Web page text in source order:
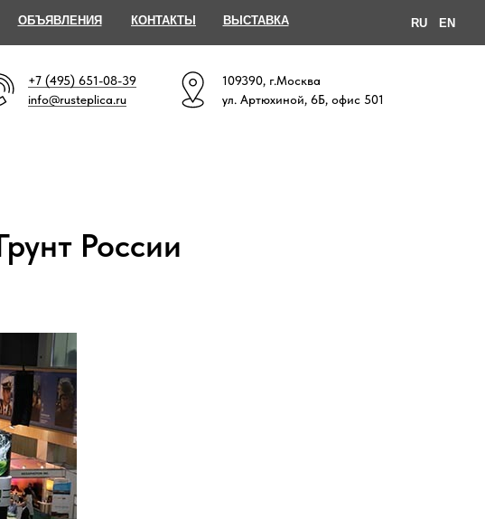
+7 (495) 651-08-39
info@rusteplica.ru
109390, г.Москва
ул. Артюхиной, 6Б, офис 501
ОБЪЯВЛЕНИЯ КОНТАКТЫ ВЫСТАВКА RU EN
России